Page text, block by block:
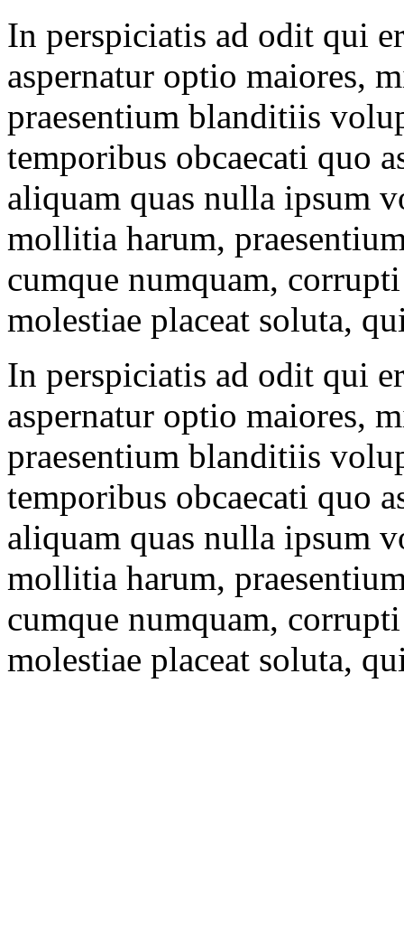
In perspiciatis ad odit qui
aspernatur optio maiores,
praesentium blanditiis
temporibus obcaecati quo
aliquam quas nulla ipsum
mollitia harum,
cumque numquam,
molestiae placeat soluta,
In perspiciatis ad odit qui
aspernatur optio maiores,
praesentium blanditiis
temporibus obcaecati quo
aliquam quas nulla ipsum
mollitia harum,
cumque numquam,
molestiae placeat soluta,